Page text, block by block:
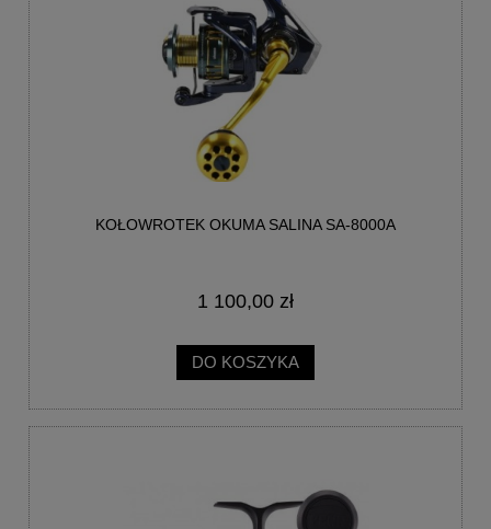
KOŁOWROTEK OKUMA SALINA SA-8000A
1 100,00 zł
DO KOSZYKA